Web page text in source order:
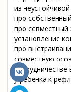
из
про
про совместный
установление
про
совместную
сотрудничестве
у ребенка к